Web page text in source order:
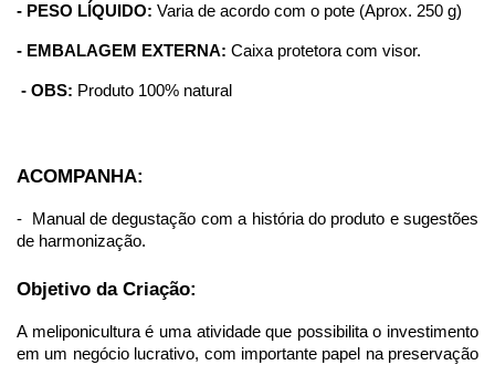
- PESO LÍQUIDO: Varia de acordo com o pote (Aprox. 250 g)
- EMBALAGEM EXTERNA: Caixa protetora com visor.
- OBS: Produto 100% natural
ACOMPANHA:
-  Manual de degustação com a história do produto e sugestões
de harmonização.
Objetivo da Criação:
A meliponicultura é uma atividade que possibilita o investimento
em um negócio lucrativo, com importante papel na preservação